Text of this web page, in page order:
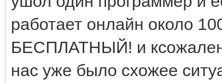
работает онлайн около
БЕСПЛАТНЫЙ! и
нас уже было схожее